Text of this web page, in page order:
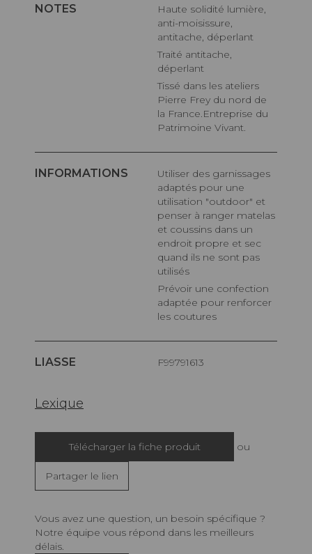
NOTES
Haute solidité lumière,
anti-moisissure,
antitache, déperlant
Traité antitache,
déperlant
Tissé dans les ateliers
Pierre Frey du nord de
la France.Entreprise du
Patrimoine Vivant.
INFORMATIONS
Utiliser des garnissages
adaptés pour une
utilisation "outdoor" et
penser à ranger matelas
et coussins dans un
endroit propre et sec
quand ils ne sont pas
utilisés
Prévoir une confection
adaptée pour renforcer
les coutures
LIASSE F99791613
Lexique
Télécharger la fiche produit ou
Partager le lien
Vous avez une question, un besoin spécifique ?
Notre équipe vous répond dans les meilleurs
délais.